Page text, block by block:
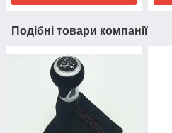
Подібні товари компанії